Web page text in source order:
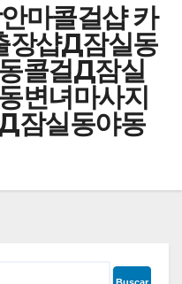
마콜걸샵 카
장샵Д잠실동
콜걸Д잠실
변녀마사지
잠실동야동